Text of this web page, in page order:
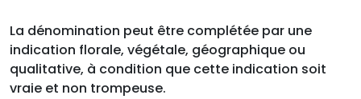
La dénomination peut être complétée par une
indication florale, végétale, géographique ou
qualitative, à condition que cette indication soit
vraie et non trompeuse.